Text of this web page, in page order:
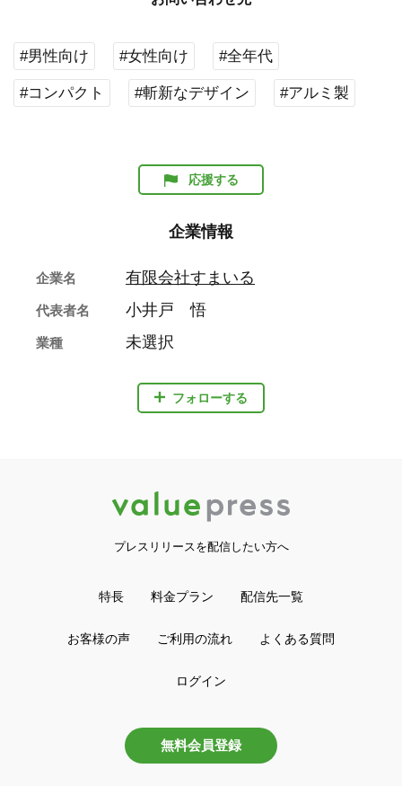
#男性向け #女性向け #全年代
#コンパクト #斬新なデザイン #アルミ製
応援する
企業情報
フォローする
企業名 有限会社すまいる
代表者名 小井戸 悟
業種 未選択
プレスリリースを配信したい方へ
特長 料金プラン 配信先一覧
お客様の声 ご利用の流れ よくある質問
ログイン
無料会員登録